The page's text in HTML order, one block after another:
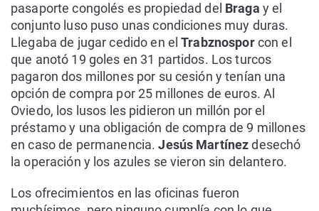
pasaporte congolés es propiedad del Braga y el
conjunto luso puso unas condiciones muy duras.
Llegaba de jugar cedido en elTrabznosporcon el
que anotó 19 goles en 31 partidos. Los turcos
pagaron dos millones por su cesión y tenían una
opción de compra por 25 millones de euros. Al
Oviedo, los lusos les pidieron un millón por el
préstamo y una obligación de compra de 9 millones
en caso de permanencia.Jesús Martínezdesechó
la operación y los azules se vieron sin delantero.
Los ofrecimientos en las oficinas fueron